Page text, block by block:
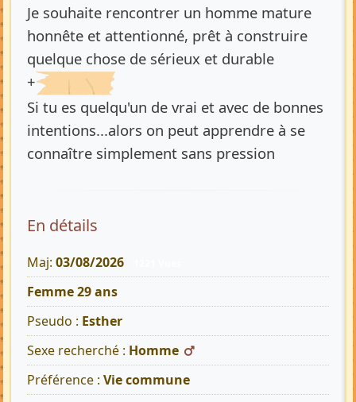
Je souhaite rencontrer un homme mature
honnête et attentionné, prêt à construire
quelque chose de sérieux et durable
+
Si tu es quelqu'un de vrai et avec de bonnes
intentions...alors on peut apprendre à se
connaître simplement sans pression
En détails
Maj: 03/08/2026
Femme 29 ans
Pseudo : Esther
Sexe recherché : Homme
Préférence : Vie commune